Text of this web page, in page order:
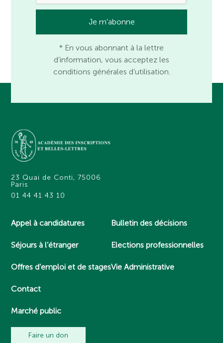
* En vous abonnant à la lettre
d’information, vous acceptez les
conditions générales d’utilisation.
23 Quai de Conti, 75006
Paris
01 44 41 43 10
Appel à candidatures
Séjours à l’étranger
Offres d’emploi et de stages
Contact
Marché public
Bulletin des décisions
Elections professionnelles
Vie Administrative
Faire un don